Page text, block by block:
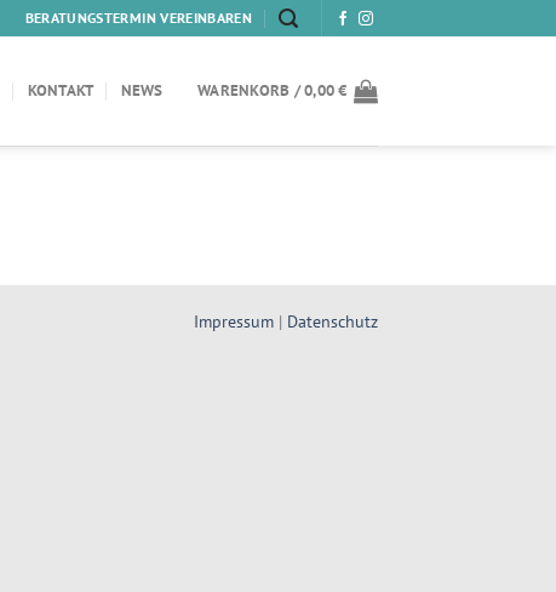
BERATUNGSTERMIN VEREINBAREN
KONTAKT NEWS WARENKORB /0,00€
Impressum | Datenschutz